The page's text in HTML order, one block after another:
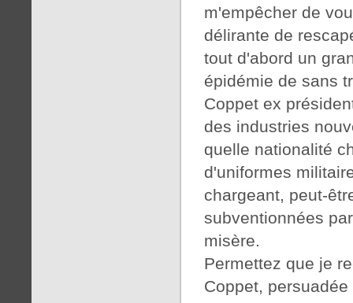
m'empêcher de
délirante de
tout d'abord un
épidémie de sans
Coppet ex
des industries
quelle nationalité
d'uniformes
chargeant, peut-
subventionnées
misère.
Permettez que je
Coppet,